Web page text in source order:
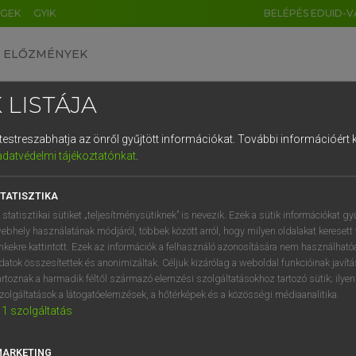
GYIK BELÉPÉS EDUID-
ELŐZMÉNYEK
egyetemes nagyszótár
VAN ELŐFIZETÉSED?
megtekintéséhez.
LISTÁJA
az önről gyűjtött információkat. További információért
tájékoztatónkat.
statisztikai sütiket „teljesítménysütiknek” is nevezik. Ezek a sütik információkat
használatának módjáról, többek között arról, hogy milyen oldalakat keresett
kattintott. Ezek az információk a felhasználó azonosítására nem
összesítettek és anonimizáltak. Céljuk kizárólag a weboldal funkcióinak
a harmadik féltől származó elemzési szolgáltatásokhoz tartozó sütik;
a látogatóelemzések, a hőtérképek és a közösségi médiaanalitika.
1 szolgáltatás
DE CN FR ES IT NL
1 2 3 4 5 6 7 8 9
q w e r t z u i
a s d f g h j k l é
í y x c v b n m , .